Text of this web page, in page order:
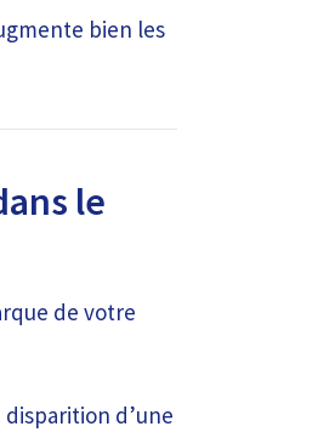
bien les
le
de votre
d’une